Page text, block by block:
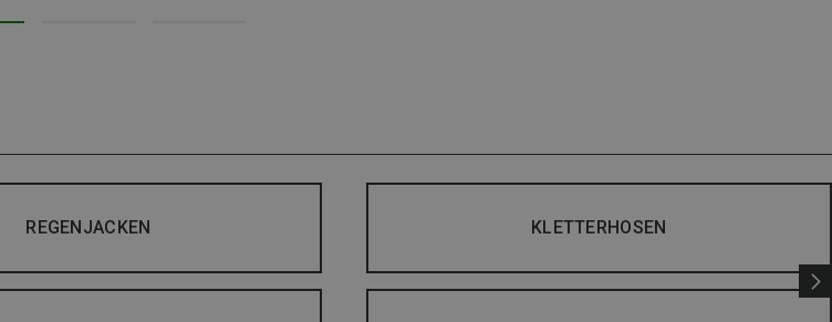
REGENJACKEN KLETTERHOSEN